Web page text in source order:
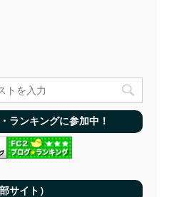
ランキングに参加中！
サイト）